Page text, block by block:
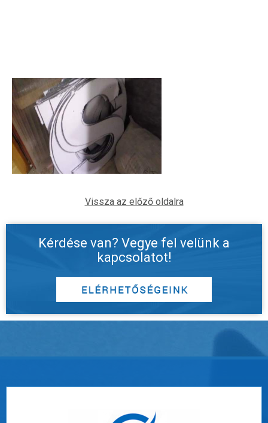
Vissza az előző oldalra
Kérdése van? Vegye fel velünk a
kapcsolatot!